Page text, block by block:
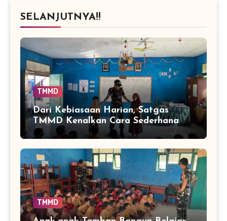
SELANJUTNYA!!
TMMD
Dari Kebiasaan Harian, Satgas
TMMD Kenalkan Cara Sederhana
Mencegah Penyakit Sejak Dini
TMMD